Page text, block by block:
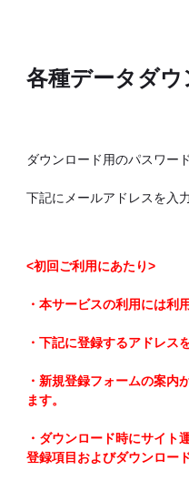
各種データダウ
ダウンロード用のパスワー
下記にメールアドレスを入
<初回ご利用にあたり>
・本サービスの利用には利
・下記に登録するアドレス
・新規登録フォームの案内
ます。
・ダウンロード時にサイト
登録項目およびダウンロード